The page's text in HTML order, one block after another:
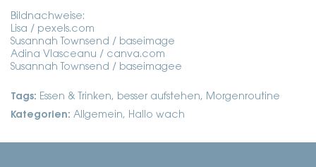
Bildnachweise:
Lisa / pexels.com
Susannah Townsend / baseimage
Adina Vlasceanu / canva.com
Susannah Townsend / baseimagee
Tags: Essen & Trinken, besser aufstehen, Morgenroutine
Kategorien: Allgemein, Hallo wach